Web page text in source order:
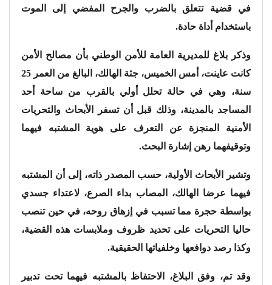
في قضية تتعلق بالضرب والجرح المفضي إلى الموت
باستخدام أداة حادة.
وذكر بلاغ للمديرية العامة للأمن الوطني بأن مصالح الأمن
كانت عاينت، أمس الخميس، جثة الهالك، البالغ من العمر 25
سنة، وهي في حالة تحلل أولي بالقرب من ساحة أحد
المساجد بالمدينة، وذلك قبل أن تسفر الأبحاث والتحريات
الأمنية المنجزة عن التعرف على هوية المشتبه فيهما
وتوقيفهما رهن إشارة البحث.
وتشير الأبحاث الأولية، حسب المصدر ذاته، إلى أن المشتبه
فيهما عرضا الهالك، المصاب بداء الصرع، لاعتداء جسدي
بواسطة حجرة مما تسبب في إزهاق روحه، في حين تنصب
حاليا التحريات على تحديد ظروف وملابسات هذه القضية،
وكذا رصد دوافعها وخلفياتها الحقيقية.
وقد تم، وفق البلاغ، الاحتفاظ بالمشتبه فيهما تحت تدبير